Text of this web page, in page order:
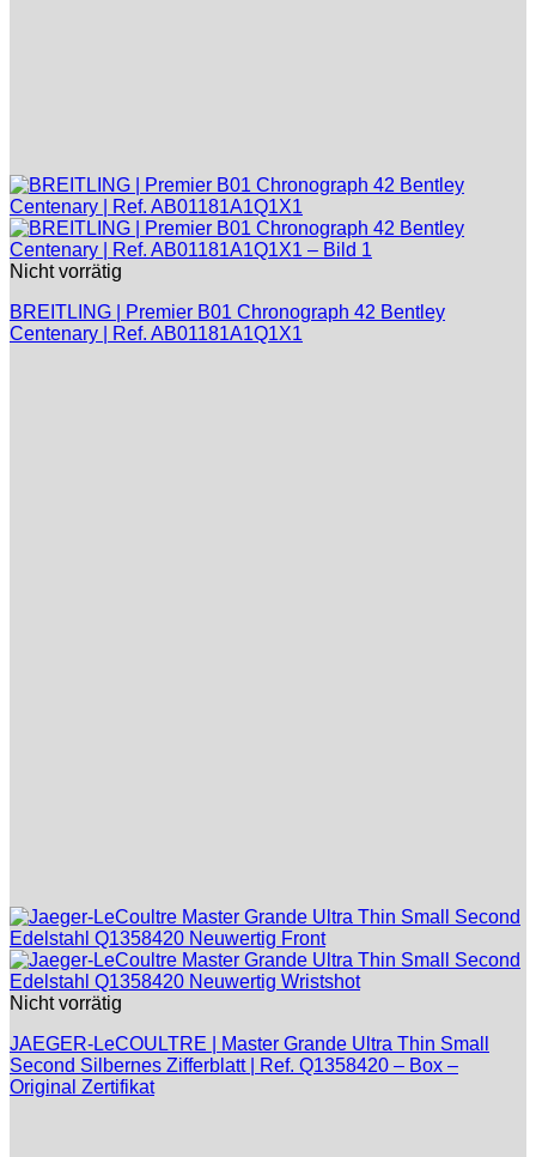
Nicht vorrätig
BREITLING | Premier B01 Chronograph 42 Bentley
Centenary | Ref. AB01181A1Q1X1
Nicht vorrätig
JAEGER-LeCOULTRE | Master Grande Ultra Thin Small
Second Silbernes Zifferblatt | Ref. Q1358420 – Box –
Original Zertifikat